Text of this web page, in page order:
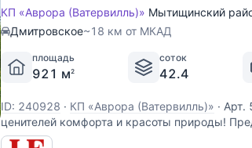
КП «Аврора (Ватервилль)» Мытищинский
Дмитровское~18 км от МКАД
площадь
921 м2
соток
42.4
ID: 240928 · КП «Аврора (Ватервилль)» · Арт.
ценителей комфорта и красоты природы!
загородный дом, расположенный в